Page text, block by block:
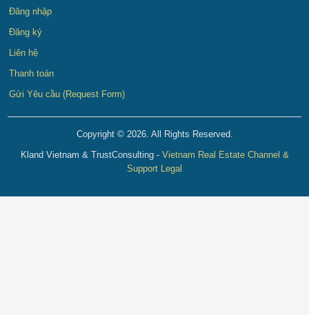
Đăng nhập
Đăng ký
Liên hệ
Thanh toán
Gửi Yêu cầu (Request Form)
Copyright © 2026. All Rights Reserved.
Kland Vietnam & TrustConsulting - Vietnam Real Estate Channel &
Support Legal